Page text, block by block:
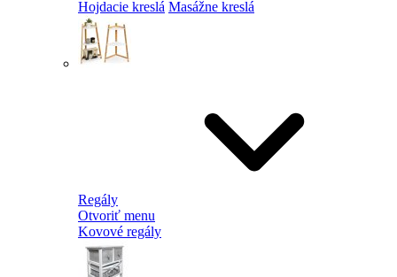
Hojdacie kreslá Masážne kreslá
Regály
Otvoriť menu
Kovové regály